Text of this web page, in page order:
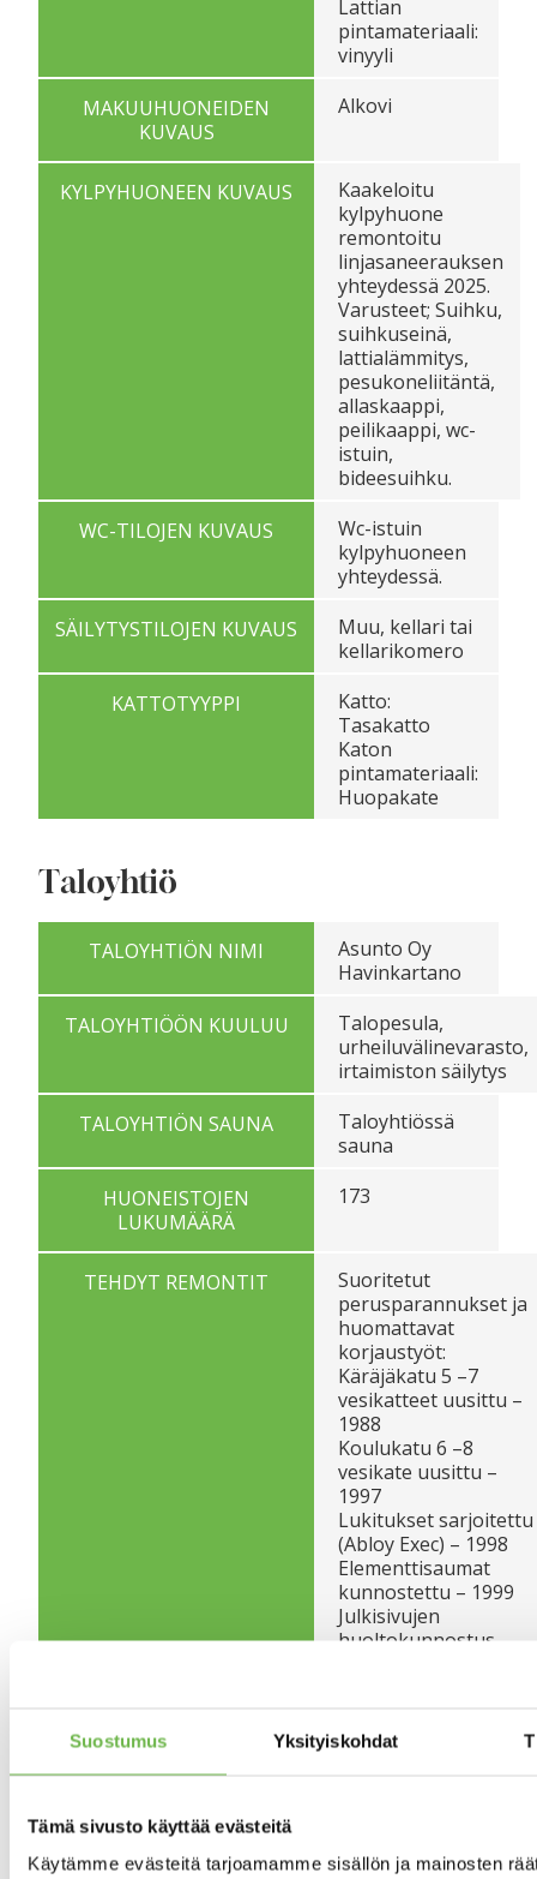
Suostumus Yksityiskohdat
Tämä sivusto käyttää evästeitä
Käytämme evästeitä tarjoamamme sisällön ja mainosten
Lattian
pintamateriaali:
vinyyli
MAKUUHUONEIDEN
KUVAUS
Alkovi
KYLPYHUONEEN KUVAUS
Kaakeloitu
kylpyhuone
remontoitu
linjasaneerauksen
yhteydessä 2025.
Varusteet; Suihku,
suihkuseinä,
lattialämmitys,
pesukoneliitäntä,
allaskaappi,
peilikaappi, wc-
istuin,
bideesuihku.
WC-TILOJEN KUVAUS
Wc-istuin
kylpyhuoneen
yhteydessä.
SÄILYTYSTILOJEN KUVAUS
Muu, kellari tai
kellarikomero
KATTOTYYPPI
Katto:
Tasakatto
Katon
pintamateriaali:
Huopakate
Taloyhtiö
TALOYHTIÖN NIMI
Asunto Oy
Havinkartano
TALOYHTIÖÖN KUULUU
Talopesula,
urheiluvälinevarasto,
irtaimiston säilytys
TALOYHTIÖN SAUNA
Taloyhtiössä
sauna
HUONEISTOJEN
LUKUMÄÄRÄ
173
TEHDYT REMONTIT
Suoritetut
perusparannukset ja
huomattavat
korjaustyöt:
Käräjäkatu 5 –7
vesikatteet uusittu –
1988
Koulukatu 6 –8
vesikate uusittu –
1997
Lukitukset sarjoitettu
(Abloy Exec) – 1998
Elementtisaumat
kunnostettu – 1999
Julkisivujen
huoltokunnostus –
Porrashuoneiden ala-
(käyttövesiverkosto)